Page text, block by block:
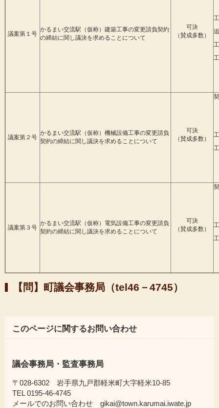
議案第１号
かるまい交流駅（仮称）建築工事の変更請負契約
の締結に関し議決を求めることについて
可決
（賛成多数）
議案第２号
かるまい交流駅（仮称）機械設備工事の変更請負
契約の締結に関し議決を求めることについて
可決
（賛成多数）
議案第３号
かるまい交流駅（仮称）電気設備工事の変更請負
契約の締結に関し議決を求めることについて
可決
（賛成多数）
【問】町議会事務局（tel46－4745）
このページに関するお問い合わせ
議会事務局・監査事務局
〒028-6302 岩手県九戸郡軽米町大字軽米10-85
TEL 0195-46-4745
メールでのお問い合わせ gikai@town.karumai.iwate.jp